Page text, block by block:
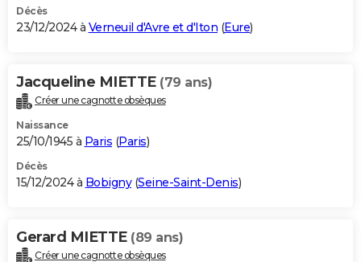
Décès
23/12/2024 à Verneuil d'Avre et d'Iton (Eure)
Jacqueline MIETTE (79 ans)
Créer une cagnotte obsèques
Naissance
25/10/1945 à Paris (Paris)
Décès
15/12/2024 à Bobigny(Seine-Saint-Denis)
Gerard MIETTE (89 ans)
Créer une cagnotte obsèques